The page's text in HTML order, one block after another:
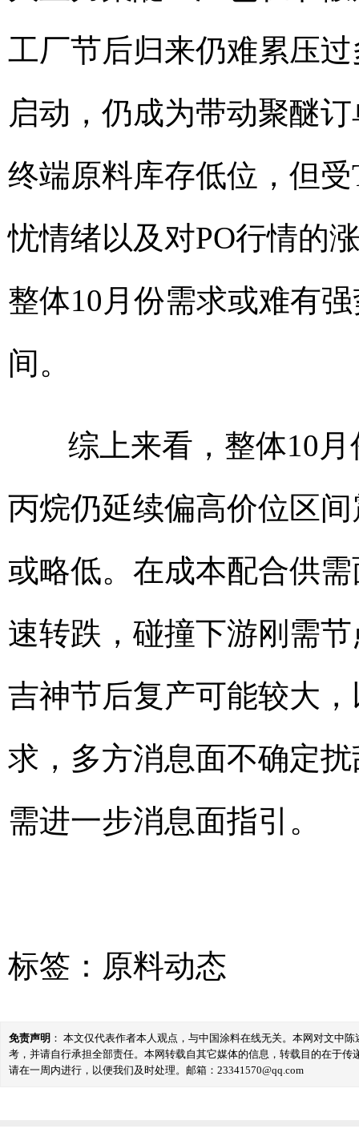
工厂节后归来仍难累压
启动，仍成为带动聚醚
终端原料库存低位，但
忧情绪以及对PO行情的
整体10月份需求或难有
间。
综上来看，整体10月
丙烷仍延续偏高价位区
或略低。在成本配合供
速转跌，碰撞下游刚需
吉神节后复产可能较大
求，多方消息面不确定
需进一步消息面指引。
标签： 原料动态
免责声明 ： 本文仅代表作者本人观点，与中国涂料在线无关。本网对文中
考，并请自行承担全部责任。本网转载自其它媒体的信息，转载目的在于
请在一周内进行，以便我们及时处理。邮箱：23341570@qq.com